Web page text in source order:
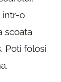
intr-o
scoata
Poti folosi